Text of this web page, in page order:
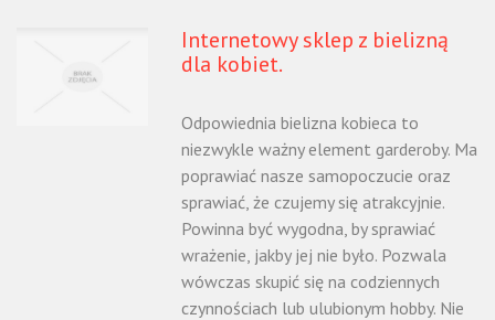
Internetowy sklep z bielizną
dla kobiet.
Odpowiednia bielizna kobieca to
niezwykle ważny element garderoby. Ma
poprawiać nasze samopoczucie oraz
sprawiać, że czujemy się atrakcyjnie.
Powinna być wygodna, by sprawiać
wrażenie, jakby jej nie było. Pozwala
wówczas skupić się na codziennych
czynnościach lub ulubionym hobby. Nie